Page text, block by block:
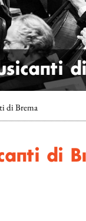
di Brema
di